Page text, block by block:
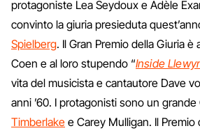
protagoniste Lea Seydoux e Adèle
convinto la giuria presieduta
Spielberg. Il Gran Premio della Giuria
Coen e al loro stupendo “Inside
vita del musicista e cantautore Dave
anni ’60. I protagonisti sono un grande
Timberlake e Carey Mulligan. Il Premio